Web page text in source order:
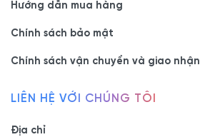
Hướng dẫn mua hàng
Chính sách bảo mật
Chính sách vận chuyển và giao nhận
LIÊN HỆ VỚI CHÚNG TÔI
Địa chỉ